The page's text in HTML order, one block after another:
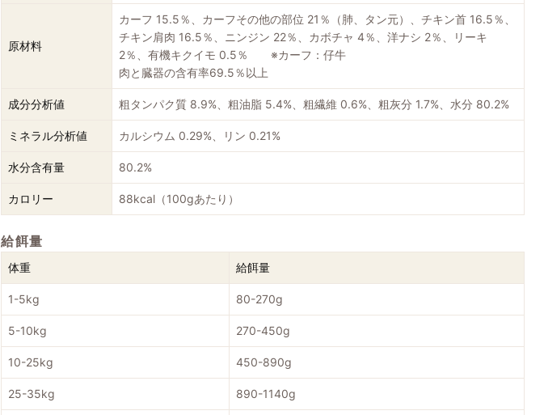
原材料
カーフ 15.5％、カーフその他の部位 21％（肺、タン元）、チキン首 16.5％、
チキン肩肉 16.5％、ニンジン 22％、カボチャ 4％、洋ナシ 2％、リーキ
2％、有機キクイモ 0.5％ ※カーフ：仔牛
肉と臓器の含有率69.5％以上
成分分析値 粗タンパク質 8.9%、粗油脂 5.4%、粗繊維 0.6%、粗灰分 1.7%、水分 80.2%
ミネラル分析値 カルシウム 0.29%、リン 0.21%
水分含有量 80.2%
カロリー 88kcal（100gあたり）
給餌量
体重 給餌量
1-5kg 80-270g
5-10kg 270-450g
10-25kg 450-890g
25-35kg 890-1140g